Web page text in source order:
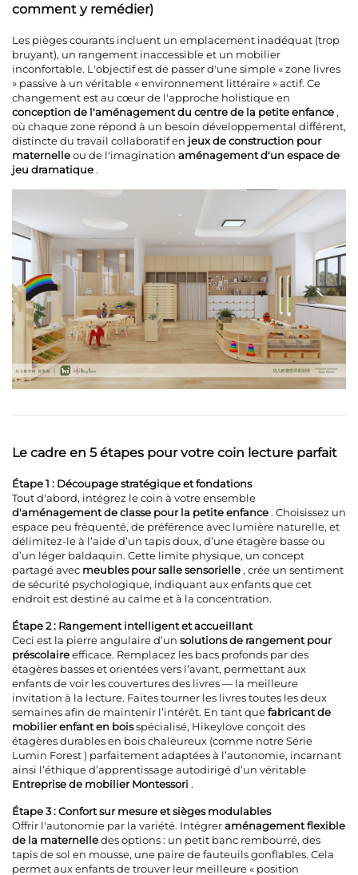
comment y remédier)
Les pièges courants incluent un emplacement inadéquat (trop
bruyant), un rangement inaccessible et un mobilier
inconfortable. L'objectif est de passer d'une simple « zone livres
» passive à un véritable « environnement littéraire » actif. Ce
changement est au cœur de l'approche holistique en
conception de l'aménagement du centre de la petite enfance ,
où chaque zone répond à un besoin développemental différent,
distincte du travail collaboratif en jeux de construction pour
maternelleou de l'imagination aménagement d'un espace de
jeu dramatique .
Le cadre en 5 étapes pour votre coin lecture parfait
Étape 1 : Découpage stratégique et fondations
Tout d'abord, intégrez le coin à votre ensemble
d'aménagement de classe pour la petite enfance. Choisissez un
espace peu fréquenté, de préférence avec lumière naturelle, et
délimitez-le à l’aide d’un tapis doux, d’une étagère basse ou
d’un léger baldaquin. Cette limite physique, un concept
partagé avec meubles pour salle sensorielle, crée un sentiment
de sécurité psychologique, indiquant aux enfants que cet
endroit est destiné au calme et à la concentration.
Étape 2 : Rangement intelligent et accueillant
Ceci est la pierre angulaire d’un solutions de rangement pour
préscolaireefficace. Remplacez les bacs profonds par des
étagères basses et orientées vers l’avant, permettant aux
enfants de voir les couvertures des livres — la meilleure
invitation à la lecture. Faites tourner les livres toutes les deux
semaines afin de maintenir l’intérêt. En tant quefabricant de
mobilier enfant en boisspécialisé, Hikeylove conçoit des
étagères durables en bois chaleureux (comme notreSérie
Lumin Forest) parfaitement adaptées à l’autonomie, incarnant
ainsi l’éthique d’apprentissage autodirigé d’un véritable
Entreprise de mobilier Montessori .
Étape 3 : Confort sur mesure et sièges modulables
Offrir l'autonomie par la variété. Intégreraménagement flexible
de la maternelledes options : un petit banc rembourré, des
tapis de sol en mousse, une paire de fauteuils gonflables. Cela
permet aux enfants de trouver leur meilleure « position